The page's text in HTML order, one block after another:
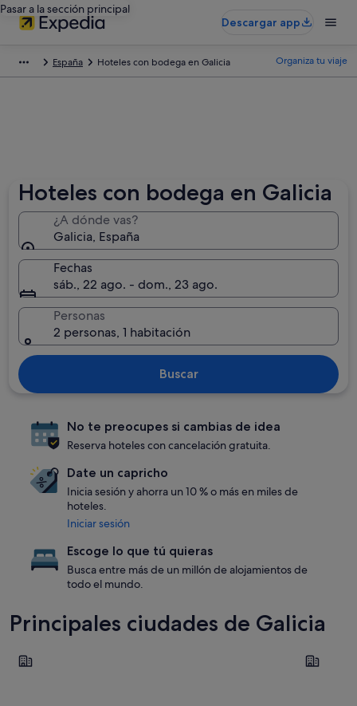
Pasar a la sección principal
Descargar app
España Hoteles con bodega en Galicia Organiza tu viaje
Hoteles con bodega en Galicia
¿A dónde vas?
Galicia, España
Fechas
sáb., 22 ago. - dom., 23 ago.
Personas
2 personas, 1 habitación
Buscar
No te preocupes si cambias de idea
Reserva hoteles con cancelación gratuita.
Date un capricho
Inicia sesión y ahorra un 10 % o más en miles de
hoteles.
Iniciar sesión
Escoge lo que tú quieras
Busca entre más de un millón de alojamientos de
todo el mundo.
Principales ciudades de Galicia
Pontevedra Santiago